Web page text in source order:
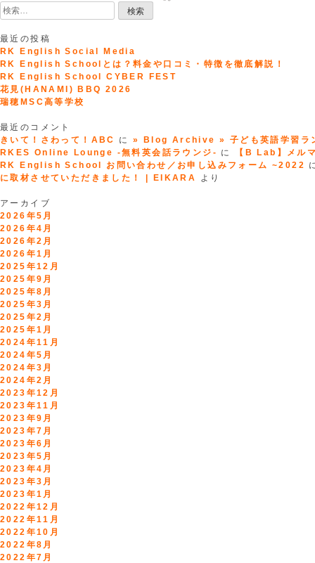
検
索:
最近の投稿
RK English Social Media
RK English Schoolとは？料金や口コミ・特徴を徹底解説！
RK English School CYBER FEST
花見(HANAMI) BBQ 2026
瑞穂MSC高等学校
最近のコメント
きいて！さわって！ABC
に» Blog Archive » 子ども英語学習ラ
RKES Online Lounge -無料英会話ラウンジ- に
【B Lab】メ
RK English School お問い合わせ／お申し込みフォーム ~2022
に取材させていただきました！ | EIKARA
より
アーカイブ
2026年5月
2026年4月
2026年2月
2026年1月
2025年12月
2025年9月
2025年8月
2025年3月
2025年2月
2025年1月
2024年11月
2024年5月
2024年3月
2024年2月
2023年12月
2023年11月
2023年9月
2023年7月
2023年6月
2023年5月
2023年4月
2023年3月
2023年1月
2022年12月
2022年11月
2022年10月
2022年8月
2022年7月